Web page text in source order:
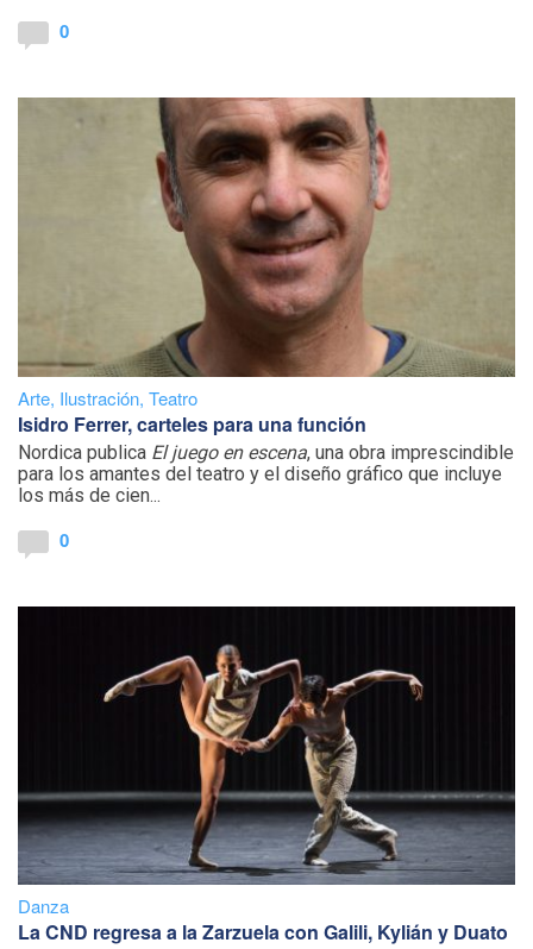
0
Arte, Ilustración, Teatro
Isidro Ferrer, carteles para una función
Nordica publica El juego en escena, una obra imprescindible
para los amantes del teatro y el diseño gráfico que incluye
los más de cien...
0
Danza
La CND regresa a la Zarzuela con Galili, Kylián y Duato